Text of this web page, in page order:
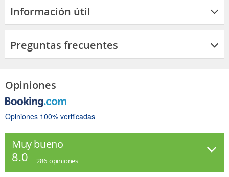
Información útil
Preguntas frecuentes
Opiniones
Opiniones 100% verificadas
Muy bueno
8.0 286 opiniones